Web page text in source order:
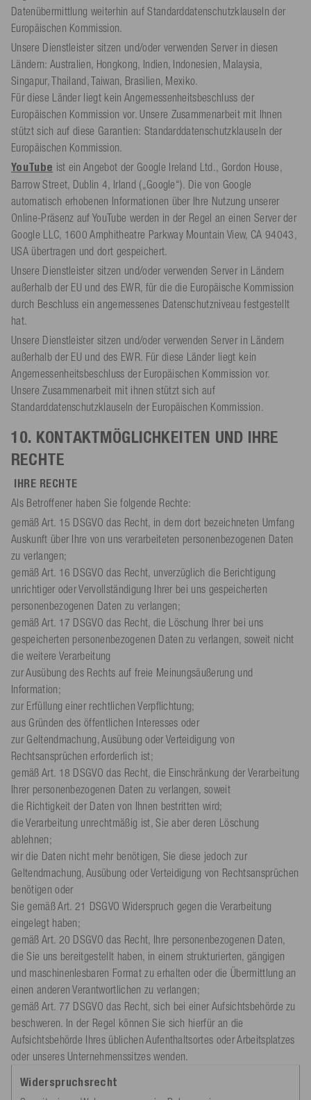
Datenübermittlung weiterhin auf Standarddatenschutzklauseln der
Europäischen Kommission.
Unsere Dienstleister sitzen und/oder verwenden Server in diesen
Ländern: Australien, Hongkong, Indien, Indonesien, Malaysia,
Singapur, Thailand, Taiwan, Brasilien, Mexiko.
Für diese Länder liegt kein Angemessenheitsbeschluss der
Europäischen Kommission vor. Unsere Zusammenarbeit mit Ihnen
stützt sich auf diese Garantien: Standarddatenschutzklauseln der
Europäischen Kommission.
YouTube ist ein Angebot der Google Ireland Ltd., Gordon House,
Barrow Street, Dublin 4, Irland („Google“). Die von Google
automatisch erhobenen Informationen über Ihre Nutzung unserer
Online-Präsenz auf YouTube werden in der Regel an einen Server der
Google LLC, 1600 Amphitheatre Parkway Mountain View, CA 94043,
USA übertragen und dort gespeichert.
Unsere Dienstleister sitzen und/oder verwenden Server in Ländern
außerhalb der EU und des EWR, für die die Europäische Kommission
durch Beschluss ein angemessenes Datenschutzniveau festgestellt
hat.
Unsere Dienstleister sitzen und/oder verwenden Server in Ländern
außerhalb der EU und des EWR. Für diese Länder liegt kein
Angemessenheitsbeschluss der Europäischen Kommission vor.
Unsere Zusammenarbeit mit ihnen stützt sich auf
Standarddatenschutzklauseln der Europäischen Kommission.
10. KONTAKTMÖGLICHKEITEN UND IHRE
RECHTE
IHRE RECHTE
Als Betroffener haben Sie folgende Rechte:
gemäß Art. 15 DSGVO das Recht, in dem dort bezeichneten Umfang
Auskunft über Ihre von uns verarbeiteten personenbezogenen Daten
zu verlangen;
gemäß Art. 16 DSGVO das Recht, unverzüglich die Berichtigung
unrichtiger oder Vervollständigung Ihrer bei uns gespeicherten
personenbezogenen Daten zu verlangen;
gemäß Art. 17 DSGVO das Recht, die Löschung Ihrer bei uns
gespeicherten personenbezogenen Daten zu verlangen, soweit nicht
die weitere Verarbeitung
zur Ausübung des Rechts auf freie Meinungsäußerung und
Information;
zur Erfüllung einer rechtlichen Verpflichtung;
aus Gründen des öffentlichen Interesses oder
zur Geltendmachung, Ausübung oder Verteidigung von
Rechtsansprüchen erforderlich ist;
gemäß Art. 18 DSGVO das Recht, die Einschränkung der Verarbeitung
Ihrer personenbezogenen Daten zu verlangen, soweit
die Richtigkeit der Daten von Ihnen bestritten wird;
die Verarbeitung unrechtmäßig ist, Sie aber deren Löschung
ablehnen;
wir die Daten nicht mehr benötigen, Sie diese jedoch zur
Geltendmachung, Ausübung oder Verteidigung von Rechtsansprüchen
benötigen oder
Sie gemäß Art. 21 DSGVO Widerspruch gegen die Verarbeitung
eingelegt haben;
gemäß Art. 20 DSGVO das Recht, Ihre personenbezogenen Daten,
die Sie uns bereitgestellt haben, in einem strukturierten, gängigen
und maschinenlesbaren Format zu erhalten oder die Übermittlung an
einen anderen Verantwortlichen zu verlangen;
gemäß Art. 77 DSGVO das Recht, sich bei einer Aufsichtsbehörde zu
beschweren. In der Regel können Sie sich hierfür an die
Aufsichtsbehörde Ihres üblichen Aufenthaltsortes oder Arbeitsplatzes
oder unseres Unternehmenssitzes wenden.
Widerspruchsrecht